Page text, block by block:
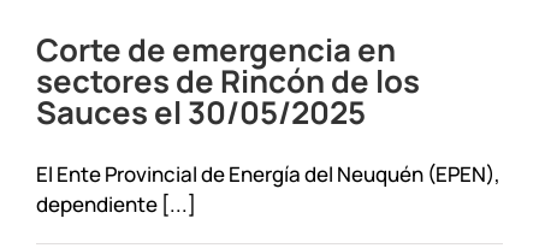
Corte de emergencia en
sectores de Rincón de los
Sauces el 30/05/2025
El Ente Provincial de Energía del Neuquén (EPEN),
dependiente [...]